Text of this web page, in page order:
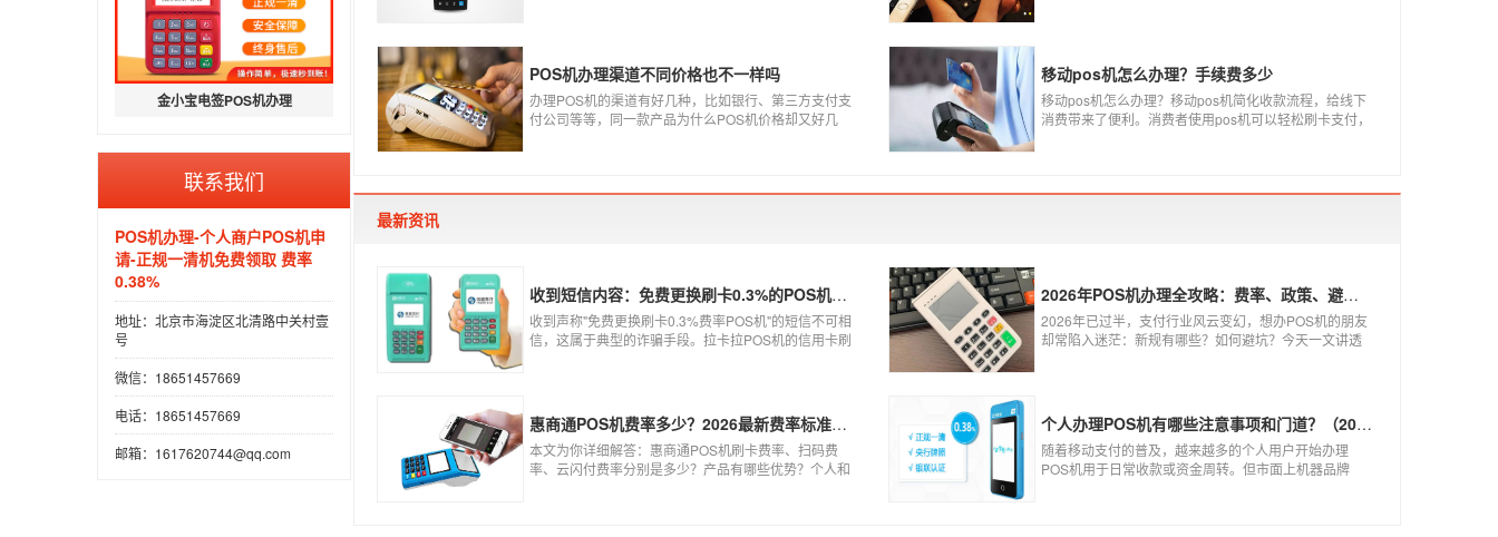
金小宝电签POS机办理
联系我们
POS机办理-个人商户POS机申
请-正规一清机免费领取 费率
0.38%
地址：北京市海淀区北清路中关村壹
号
微信：18651457669
电话：18651457669
邮箱：1617620744@qq.com
POS机的时候，一定认证正规一清机。
POS机办理渠道不同价格也不一样吗
办理POS机的渠道有好几种，比如银行、第三方支付支
付公司等等，同一款产品为什么POS机价格却又好几
移动pos机怎么办理？手续费多少
移动pos机怎么办理？移动pos机简化收款流程，给线下
消费带来了便利。消费者使用pos机可以轻松刷卡支付，
最新资讯
收到短信内容：免费更换刷卡0.3%的POS机，可以相信吗？
收到声称"免费更换刷卡0.3%费率POS机"的短信不可相
信，这属于典型的诈骗手段。拉卡拉POS机的信用卡刷
2026年POS机办理全攻略：费率、政策、避坑一篇讲清
2026年已过半，支付行业风云变幻，想办POS机的朋友
却常陷入迷茫：新规有哪些？如何避坑？今天一文讲透
惠商通POS机费率多少？2026最新费率标准及办理全攻略
本文为你详细解答：惠商通POS机刷卡费率、扫码费
率、云闪付费率分别是多少？产品有哪些优势？个人和
个人办理POS机有哪些注意事项和门道？（2026最新避坑指南）
随着移动支付的普及，越来越多的个人用户开始办理
POS机用于日常收款或资金周转。但市面上机器品牌